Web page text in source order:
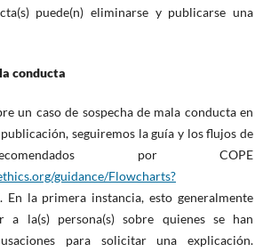
puede(n) eliminarse y publicarse una
conducta
un caso de sospecha de mala conducta en
seguiremos la guía y los flujos de
por COPE
guidance/Flowcharts?
En la primera instancia, esto generalmente
a la(s) persona(s) sobre quienes se han
para solicitar una explicación.